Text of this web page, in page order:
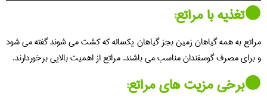
⚫️تغذیه با مراتع:
مراتع به همه گیاهان زمین بجز گياهان يكساله که کشت می شوند گفته می شود
و برای مصرف گوسفندان مناسب می باشند. مراتع از اهمیت بالایی برخوردارند.
⚫️برخی مزیت های مراتع: